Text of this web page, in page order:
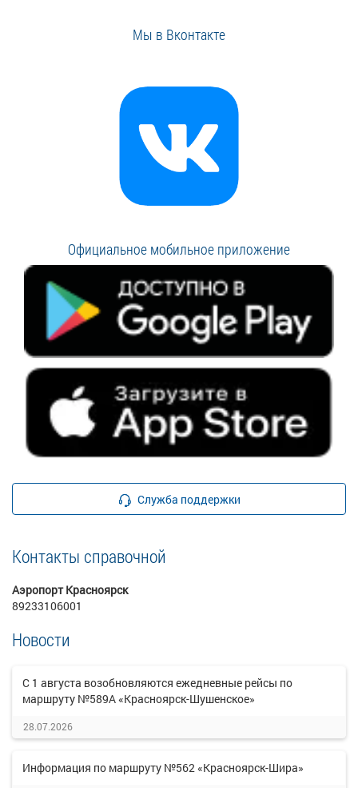
Мы в Вконтакте
Официальное мобильное приложение
Служба поддержки
Контакты справочной
Аэропорт Красноярск
89233106001
Новости
С 1 августа возобновляются ежедневные рейсы по
маршруту №589А «Красноярск-Шушенское»
28.07.2026
Информация по маршруту №562 «Красноярск-Шира»